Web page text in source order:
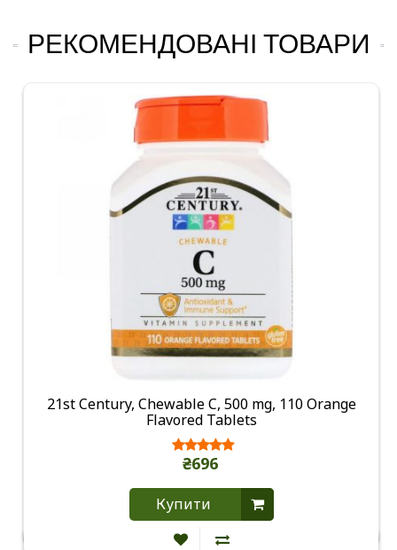
РЕКОМЕНДОВАНІ ТОВАРИ
21st Century, Chewable C, 500 mg, 110 Orange
Flavored Tablets
₴696
Купити